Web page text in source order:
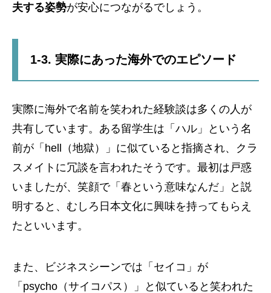
夫する姿勢が安心につながるでしょう。
1-3. 実際にあった海外でのエピソード
実際に海外で名前を笑われた経験談は多くの人が
共有しています。ある留学生は「ハル」という名
前が「hell（地獄）」に似ていると指摘され、クラ
スメイトに冗談を言われたそうです。最初は戸惑
いましたが、笑顔で「春という意味なんだ」と説
明すると、むしろ日本文化に興味を持ってもらえ
たといいます。
また、ビジネスシーンでは「セイコ」が
「psycho（サイコパス）」と似ていると笑われた